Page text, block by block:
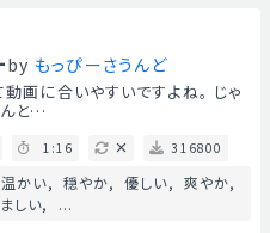
by もっぴーさうんど
画に合いやすいですよね。 じゃ
んと…
1:16 316800
温かい 穏やか 優しい
爽やか
しい ...